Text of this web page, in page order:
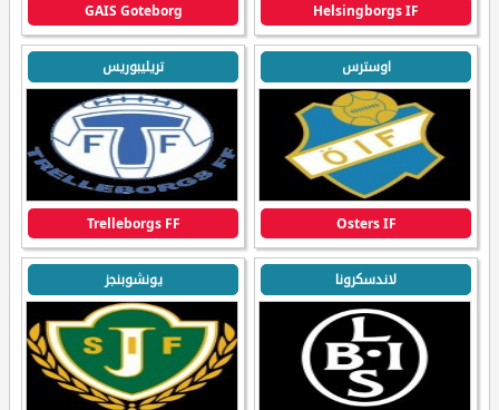
Helsingborgs IF
GAIS Goteborg
اوسترس
Osters IF
تريليبوريس
Trelleborgs FF
لاندسكرونا يونشوبنجز